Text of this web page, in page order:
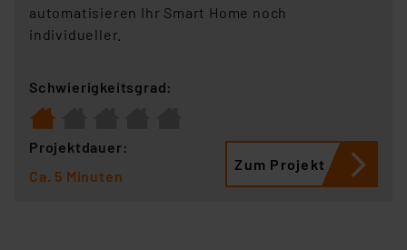
automatisieren Ihr Smart Home noch
individueller.
Schwierigkeitsgrad:
Projektdauer:
Ca. 5 Minuten
Zum Projekt